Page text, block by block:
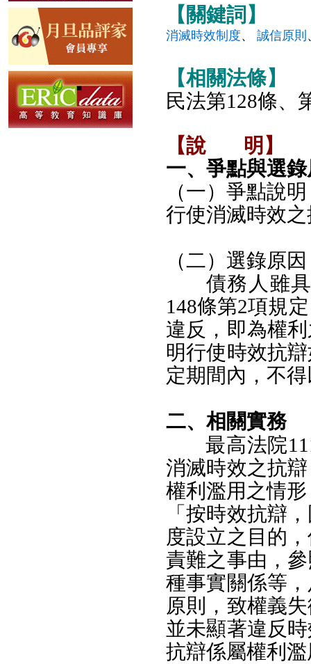
【關鍵詞】
消滅時效制度、 誠信原則
【相關法條】
民法第128條、
【說
明】
一、爭點與選
（一）爭點說明
行使消滅時效
（二）選錄原因
債務人雖
148條第2項規
違反，即為權
明行使時效抗
定期間內，不
二、相關實務
最高法院
消滅時效之抗
權利濫用之情
「按時效抗辯
度設立之目的
責難之事由，
種事實關係等
原則，致權義
並未顯著違反
抗辯係屬權利